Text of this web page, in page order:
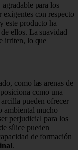
agradable para los
exigentes con respecto
este producto ha
ellos. La suavidad
irriten, lo que
como las arenas de
posiciona como una
pueden ofrecer
ambiental mucho
perjudicial para los
sílice pueden
de formación
.